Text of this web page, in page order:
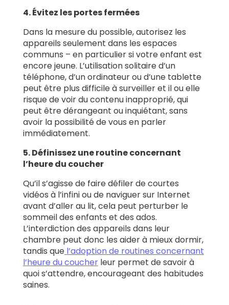
4. Évitez les portes fermées
Dans la mesure du possible, autorisez les
appareils seulement dans les espaces
communs – en particulier si votre enfant est
encore jeune. L’utilisation solitaire d’un
téléphone, d’un ordinateur ou d’une tablette
peut être plus difficile à surveiller et il ou elle
risque de voir du contenu inapproprié, qui
peut être dérangeant ou inquiétant, sans
avoir la possibilité de vous en parler
immédiatement.
5. Définissez une routine concernant
l’heure du coucher
Qu’il s’agisse de faire défiler de courtes
vidéos à l’infini ou de naviguer sur Internet
avant d’aller au lit, cela peut perturber le
sommeil des enfants et des ados.
L’interdiction des appareils dans leur
chambre peut donc les aider à mieux dormir,
tandis que l’adoption de routines concernant
l’heure du coucherleur permet de savoir à
quoi s’attendre, encourageant des habitudes
saines.